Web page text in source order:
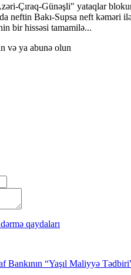
Çıraq-Günəşli" yataqlar
neftin Bakı-Supsa neft kəməri
bir hissəsi tamamilə...
və ya abunə olun
qaydaları